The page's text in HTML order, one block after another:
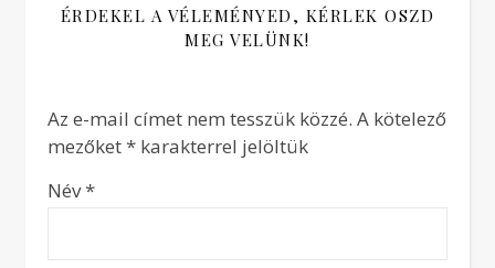
ÉRDEKEL A VÉLEMÉNYED, KÉRLEK OSZD
MEG VELÜNK!
Az e-mail címet nem tesszük közzé. A kötelező
mezőket* karakterrel jelöltük
Név*